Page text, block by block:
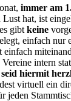
immer am
Lust hat, ist
gibt keine
einfach
intern
hiermit
virtuell ein